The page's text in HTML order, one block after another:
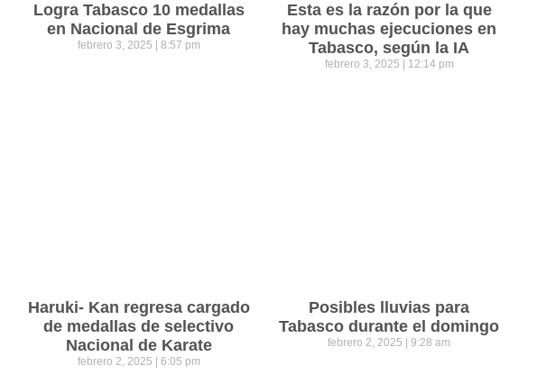
Logra Tabasco 10 medallas
en Nacional de Esgrima
febrero 3, 2025 8:57 pm
Esta es la razón por la que
hay muchas ejecuciones en
Tabasco, según la IA
febrero 3, 2025 12:14 pm
Haruki- Kan regresa cargado
de medallas de selectivo
Nacional de Karate
febrero 2, 2025 6:05 pm
Posibles lluvias para
Tabasco durante el domingo
febrero 2, 2025 9:28 am